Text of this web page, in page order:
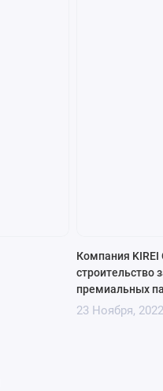
Компания KIREI
строительство
премиальных
23 Ноября, 2022